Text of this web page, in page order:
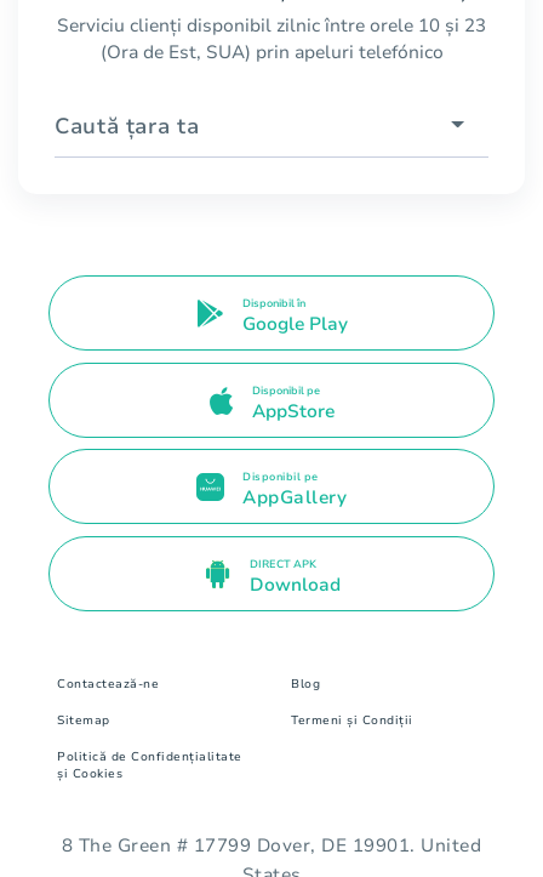
Serviciu clienți disponibil zilnic între orele 10 și 23
(Ora de Est, SUA) prin apeluri telefónico
Caută țara ta
Disponibil în
Google Play
Disponibil pe
AppStore
Disponibil pe
AppGallery
DIRECT APK
Download
Contactează-ne Blog
Sitemap Termeni și Condiții
Politică de Confidențialitate
și Cookies
8 The Green # 17799 Dover, DE 19901. United